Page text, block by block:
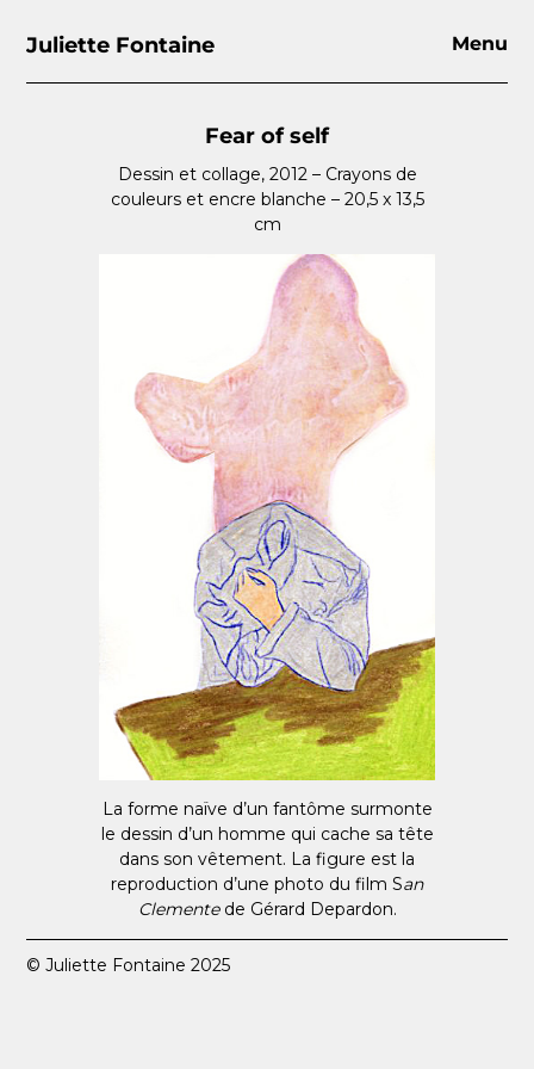
Juliette Fontaine Menu
Fear of self
Dessin et collage, 2012 – Crayons de
couleurs et encre blanche – 20,5 x 13,5
cm
La forme naïve d’un fantôme surmonte
le dessin d’un homme qui cache sa tête
dans son vêtement. La figure est la
reproduction d’une photo du film San
Clementede Gérard Depardon.
© Juliette Fontaine 2025